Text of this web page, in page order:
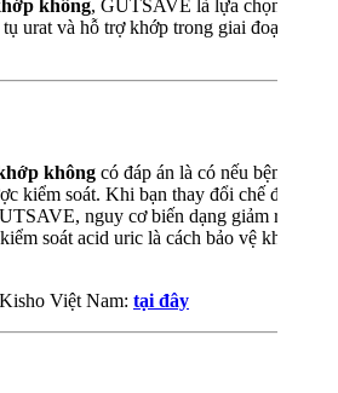
không, GUTSAVE là lựa chọn phù
urat và hỗ trợ khớp trong giai đoạn
không có đáp án là có nếu bệnh kéo
kiểm soát. Khi bạn thay đổi chế độ ăn,
nguy cơ biến dạng giảm rõ rệt
soát acid uric là cách bảo vệ khớp
Việt Nam: tại đây